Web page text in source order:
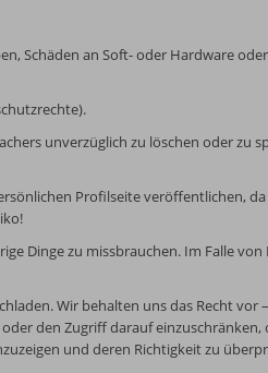
Schäden an Soft- oder Hardware
unverzüglich zu löschen oder zu
Profilseite veröffentlichen,
Dinge zu missbrauchen. Im Falle
Wir behalten uns das Recht vor
den Zugriff darauf
und deren Richtigkeit zu